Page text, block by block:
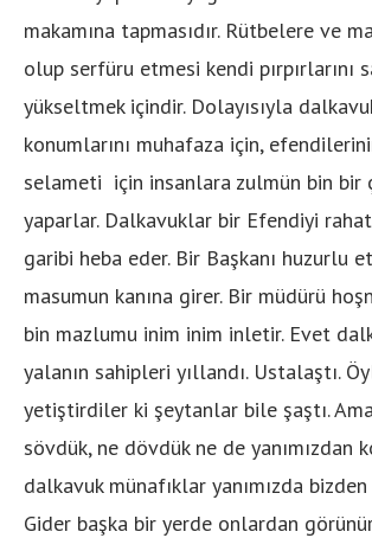
makamına tapmasıdır. Rütbelere ve
olup serfüru etmesi kendi pırpırlarını
yükseltmek içindir. Dolayısıyla
konumlarını muhafaza için,
selameti için insanlara zulmün bin bir
yaparlar. Dalkavuklar bir Efendiyi
garibi heba eder. Bir Başkanı huzurlu
masumun kanına girer. Bir müdürü
bin mazlumu inim inim inletir. Evet
yalanın sahipleri yıllandı. Ustalaştı.
yetiştirdiler ki şeytanlar bile şaştı.
sövdük, ne dövdük ne de yanımızdan
dalkavuk münafıklar yanımızda
Gider başka bir yerde onlardan